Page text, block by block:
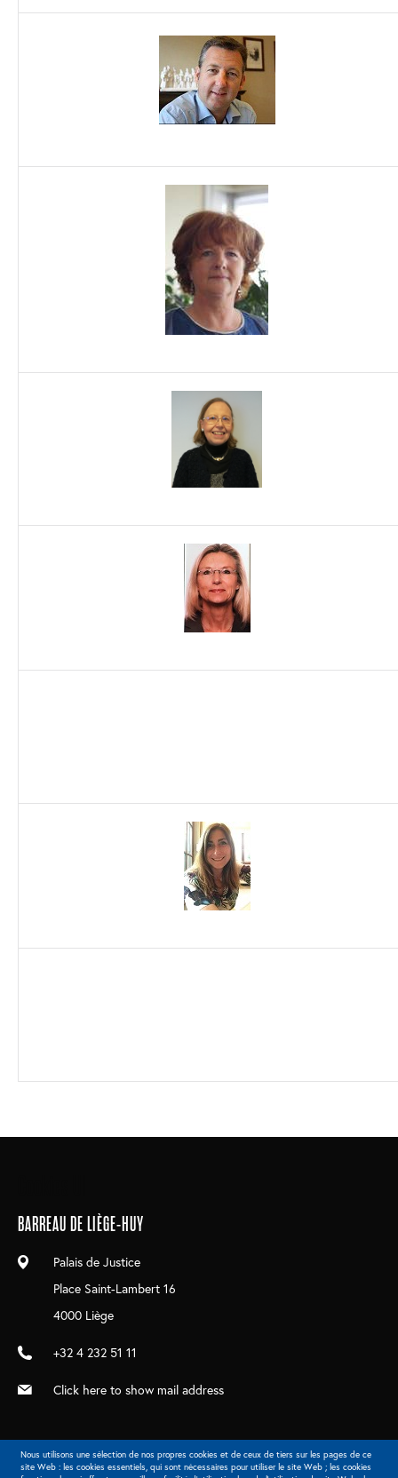
navigation
Nous utilisons une sélection de nos propres cookies et de ceux de tiers sur les pages de ce
site Web : les cookies essentiels, qui sont nécessaires pour utiliser le site Web ; les cookies
BARREAU DE LIÈGE-HUY
Palais de Justice
Place Saint-Lambert 16
4000 Liège
+32 4 232 51 11
Click here to show mail address